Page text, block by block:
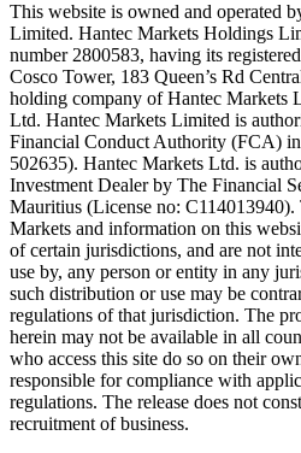
This website is owned and operated
Limited. Hantec Markets Holdings
number 2800583, having its
Cosco Tower, 183 Queen’s Rd
holding company of Hantec Markets
Ltd. Hantec Markets Limited is
Financial Conduct Authority (FCA)
502635). Hantec Markets Ltd. is
Investment Dealer by The Financial
Mauritius (License no: C114013940).
Markets and information on this
of certain jurisdictions, and are not
use by, any person or entity in any
such distribution or use may be
regulations of that jurisdiction. The
herein may not be available in all
who access this site do so on their
responsible for compliance with
regulations. The release does not
recruitment of business.